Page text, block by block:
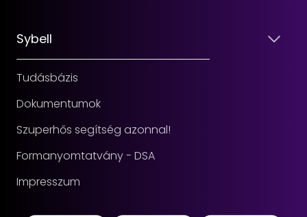
Sybell
Tudásbázis
Dokumentumok
Szuperhős segítség azonnal!
Formanyomtatvány - DSA
Impresszum